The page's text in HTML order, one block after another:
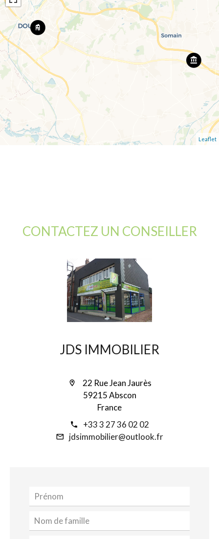
Leaflet
CONTACTEZ UN CONSEILLER
JDS IMMOBILIER
22 Rue Jean Jaurès
59215 Abscon
France
+33 3 27 36 02 02
jdsimmobilier@outlook.fr